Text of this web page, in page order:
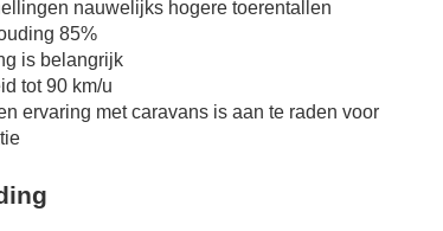
nauwelijks hogere toerentallen
85%
is belangrijk
tot 90 km/u
ervaring met caravans is aan te raden voor